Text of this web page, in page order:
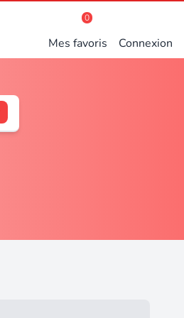
0
Mes favoris Connexion